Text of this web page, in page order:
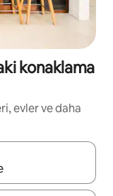
konaklama
evler ve daha
aşağı oklarıyla